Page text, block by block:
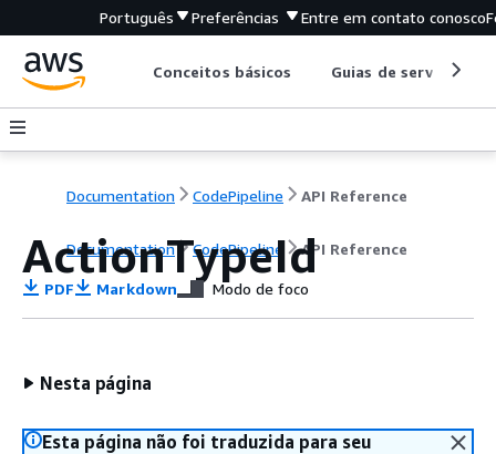
Português Preferências Entre em contato conosco
Conceitos básicos Guias de serviço
Documentation CodePipeline API Reference
Documentation CodePipeline API Reference
ActionTypeId
PDF Markdown Modo de foco
Nesta página
Esta página não foi traduzida para seu